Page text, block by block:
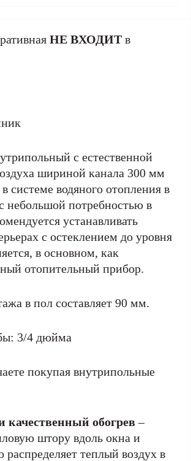
НЕ ВХОДИТ в
с естественной
шириной канала 300 мм
системе водяного отопления в
небольшой потребностью в
устанавливать
с остеклением до уровня
в основном, как
отопительный прибор.
в пол составляет 90 мм.
3/4 дюйма
покупая внутрипольные
обогрев–
штору вдоль окна и
распределяет теплый воздух в